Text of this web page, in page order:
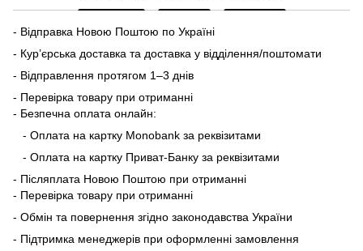
- Відправка Новою Поштою по Україні
- Кур’єрська доставка та доставка у відділення/поштомати
- Відправлення протягом 1–3 днів
- Перевірка товару при отриманні
- Безпечна оплата онлайн:
- Оплата на картку Monobank за реквізитами
- Оплата на картку Приват-Банку за реквізитами
- Післяплата Новою Поштою при отриманні
- Перевірка товару при отриманні
- Обмін та повернення згідно законодавства України
- Підтримка менеджерів при оформленні замовлення